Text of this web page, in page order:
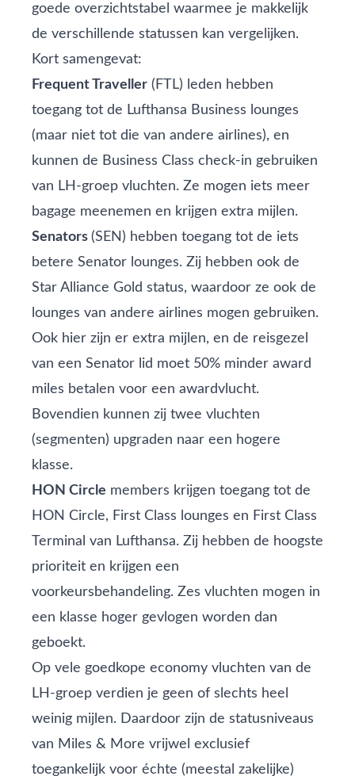
goede overzichtstabel waarmee je makkelijk
de verschillende statussen kan vergelijken.
Kort samengevat:
Frequent Traveller (FTL) leden hebben
toegang tot de Lufthansa Business lounges
(maar niet tot die van andere airlines), en
kunnen de Business Class check-in gebruiken
van LH-groep vluchten. Ze mogen iets meer
bagage meenemen en krijgen extra mijlen.
Senators (SEN) hebben toegang tot de iets
betere Senator lounges. Zij hebben ook de
Star Alliance Gold status, waardoor ze ook de
lounges van andere airlines mogen gebruiken.
Ook hier zijn er extra mijlen, en de reisgezel
van een Senator lid moet 50% minder award
miles betalen voor een awardvlucht.
Bovendien kunnen zij twee vluchten
(segmenten) upgraden naar een hogere
klasse.
HON Circle members krijgen toegang tot de
HON Circle, First Class lounges en First Class
Terminal van Lufthansa. Zij hebben de hoogste
prioriteit en krijgen een
voorkeursbehandeling. Zes vluchten mogen in
een klasse hoger gevlogen worden dan
geboekt.
Op vele goedkope economy vluchten van de
LH-groep verdien je geen of slechts heel
weinig mijlen. Daardoor zijn de statusniveaus
van Miles & More vrijwel exclusief
toegankelijk voor échte (meestal zakelijke)